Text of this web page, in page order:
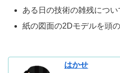
ある日の技術の雑残につ
紙の図面の2Dモデルを頭
はかせ